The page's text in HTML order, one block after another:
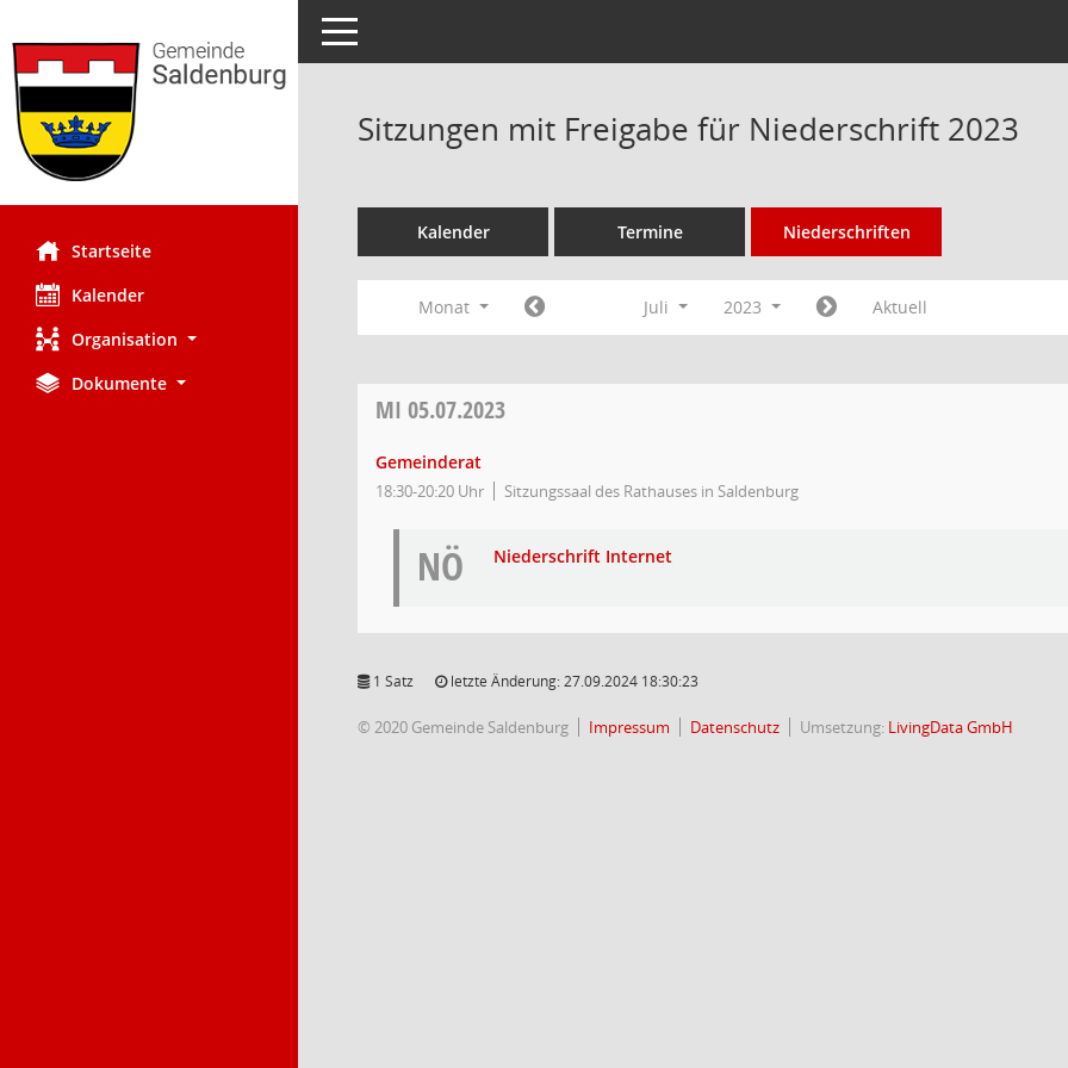
Startseite
Kalender
Organisation
Dokumente
Toggle navigation
Sitzungen mit Freigabe für Niederschrift 2023
Kalender Termine Niederschriften
Monat Juli 2023 Aktuell
MI 05.07.2023
Gemeinderat
18:30-20:20 Uhr Sitzungssaal des Rathauses in Saldenburg
NÖ Niederschrift Internet
1 Satz letzte Änderung: 27.09.2024 18:30:23
© 2020 Gemeinde Saldenburg Impressum Datenschutz Umsetzung: LivingData GmbH